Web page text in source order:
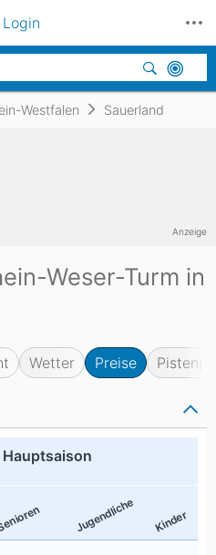
Westfalen Sauerland
Weser-Turm in
Wetter Preise
Hauptsaison
Jugendliche Kinder
Anzeige
Login